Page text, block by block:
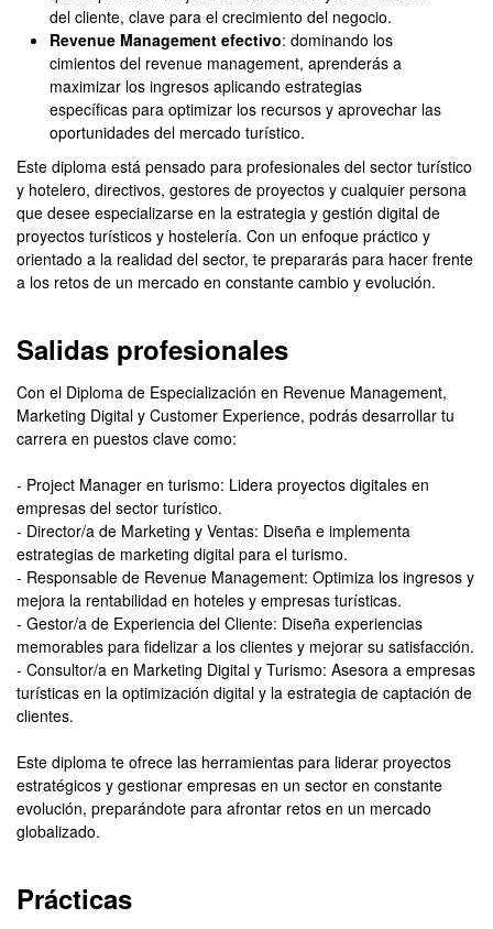
del cliente, clave para el crecimiento del negocio.
Revenue Management efectivo: dominando los
cimientos del revenue management, aprenderás a
maximizar los ingresos aplicando estrategias
específicas para optimizar los recursos y aprovechar las
oportunidades del mercado turístico.
Este diploma está pensado para profesionales del sector turístico
y hotelero, directivos, gestores de proyectos y cualquier persona
que desee especializarse en la estrategia y gestión digital de
proyectos turísticos y hostelería. Con un enfoque práctico y
orientado a la realidad del sector, te prepararás para hacer frente
a los retos de un mercado en constante cambio y evolución.
Salidas profesionales
Con el Diploma de Especialización en Revenue Management,
Marketing Digital y Customer Experience, podrás desarrollar tu
carrera en puestos clave como:
- Project Manager en turismo: Lidera proyectos digitales en
empresas del sector turístico.
- Director/a de Marketing y Ventas: Diseña e implementa
estrategias de marketing digital para el turismo.
- Responsable de Revenue Management: Optimiza los ingresos y
mejora la rentabilidad en hoteles y empresas turísticas.
- Gestor/a de Experiencia del Cliente: Diseña experiencias
memorables para fidelizar a los clientes y mejorar su satisfacción.
- Consultor/a en Marketing Digital y Turismo: Asesora a empresas
turísticas en la optimización digital y la estrategia de captación de
clientes.
Este diploma te ofrece las herramientas para liderar proyectos
estratégicos y gestionar empresas en un sector en constante
evolución, preparándote para afrontar retos en un mercado
globalizado.
Prácticas